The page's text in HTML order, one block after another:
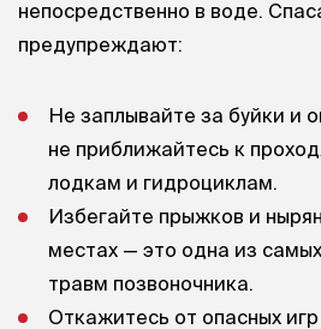
непосредственно в воде.
предупреждают:
Не заплывайте за буйки и
не приближайтесь к
лодкам и гидроциклам.
Избегайте прыжков и
местах — это одна из
травм позвоночника.
Откажитесь от опасных